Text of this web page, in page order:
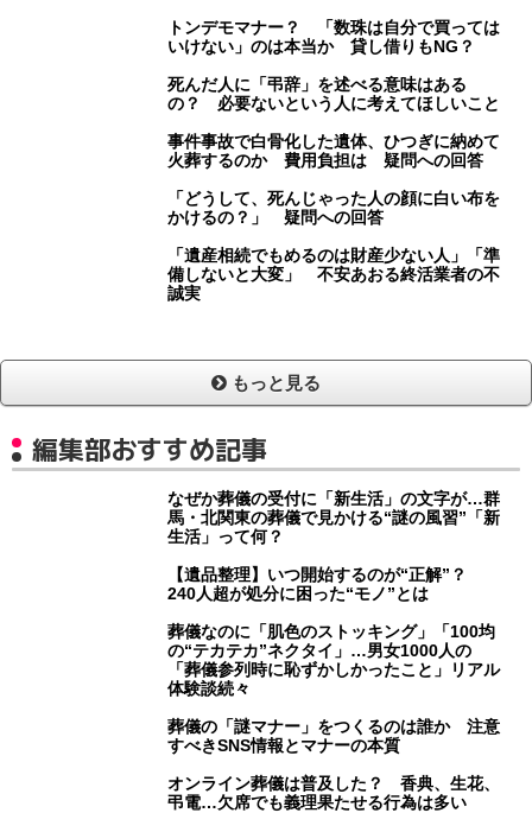
トンデモマナー？ 「数珠は自分で買っては
いけない」のは本当か 貸し借りもNG？
死んだ人に「弔辞」を述べる意味はある
の？ 必要ないという人に考えてほしいこと
事件事故で白骨化した遺体、ひつぎに納めて
火葬するのか 費用負担は 疑問への回答
「どうして、死んじゃった人の顔に白い布を
かけるの？」 疑問への回答
「遺産相続でもめるのは財産少ない人」「準
備しないと大変」 不安あおる終活業者の不
誠実
もっと見る
編集部おすすめ記事
なぜか葬儀の受付に「新生活」の文字が…群
馬・北関東の葬儀で見かける“謎の風習”「新
生活」って何？
【遺品整理】いつ開始するのが“正解”？
240人超が処分に困った“モノ”とは
葬儀なのに「肌色のストッキング」「100均
の“テカテカ”ネクタイ」…男女1000人の
「葬儀参列時に恥ずかしかったこと」リアル
体験談続々
葬儀の「謎マナー」をつくるのは誰か 注意
すべきSNS情報とマナーの本質
オンライン葬儀は普及した？ 香典、生花、
弔電…欠席でも義理果たせる行為は多い